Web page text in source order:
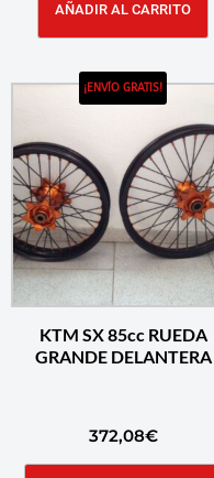
AÑADIR AL CARRITO
¡ENVÍO GRATIS!
KTM SX 85cc RUEDA
GRANDE DELANTERA
372,08€